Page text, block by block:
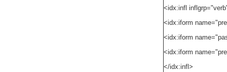
<idx:infl
<idx:iform
<idx:iform
<idx:iform
</idx:infl>